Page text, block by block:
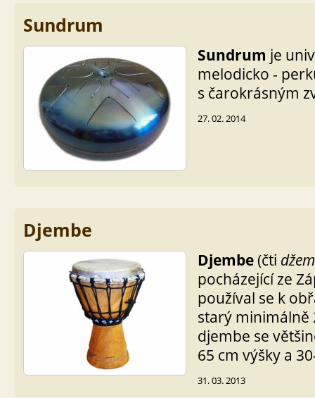
Sundrum
Sundrum je
melodicko -
s čarokrásným
27. 02. 2014
Djembe
Djembe(čti
pocházející ze
používal se k
starý minimálně
djembe se
65 cm výšky a
31. 03. 2013